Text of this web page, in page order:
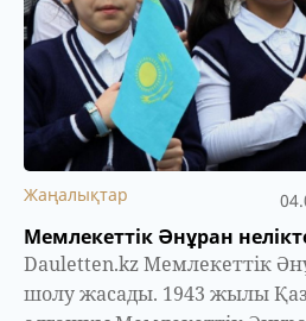
Жаңалықтар
Мемлекеттік Әнұран
Dauletten.kz Мемлекеттік
шолу жасады. 1943 жылы